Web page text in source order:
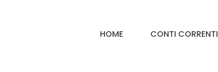
HOME CONTI CORRENTI